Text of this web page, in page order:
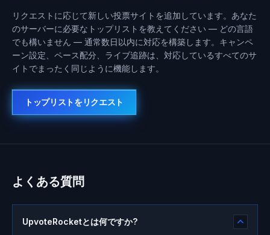
リクエストに応じて新しい投票サイトを追加しています。あなた
のサーバーに必要なトップリストを教えてください — どの言語
でも構いません — 通常数日以内に対応を構築します。キャンペ
ーン設定、ペース配分、ライブ追跡は、対応しているすべてのサ
イトでまったく同じように機能します。
トップリストをリクエスト
よくある質問
UpvoteRocketとは何ですか?